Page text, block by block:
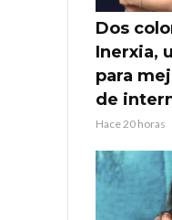
Dos
Inerxia,
para
de
Hace 20 horas